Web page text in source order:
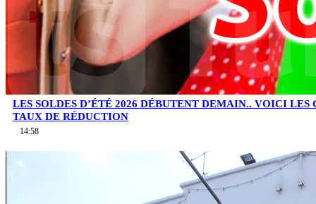
LES SOLDES D’ÉTÉ 2026 DÉBUTENT DEMAIN.. VOICI LES
TAUX DE RÉDUCTION
14:58